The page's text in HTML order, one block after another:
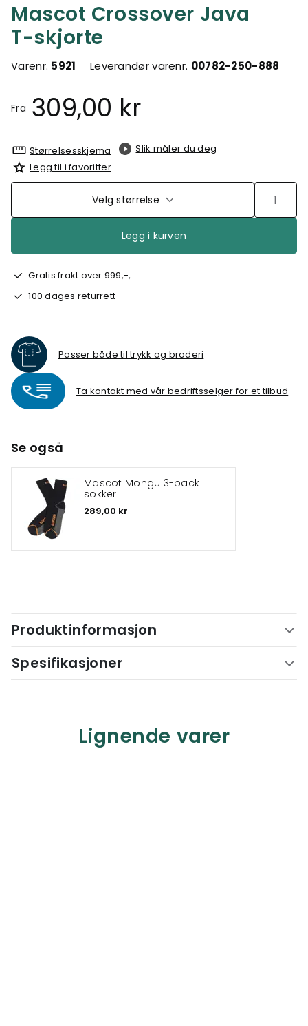
Mascot Crossover Java
T-skjorte
Varenr. 5921 Leverandør varenr. 00782-250-888
Fra 309,00 kr
Størrelsesskjema
Slik måler du deg
Legg til i favoritter
Velg størrelse
Legg i kurven
Gratis frakt over 999,-,
100 dages returrett
Passer både til trykk og broderi
Ta kontakt med vår bedriftsselger for et tilbud
Se også
Mascot Mongu 3-pack
sokker
289,00 kr
Produktinformasjon
Spesifikasjoner
Lignende varer